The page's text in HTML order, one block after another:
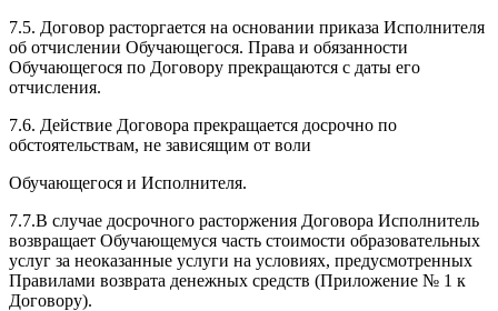
7.5. Договор расторгается на основании приказа Исполнителя
об отчислении Обучающегося. Права и обязанности
Обучающегося по Договору прекращаются с даты его
отчисления.
7.6. Действие Договора прекращается досрочно по
обстоятельствам, не зависящим от воли
Обучающегося и Исполнителя.
7.7.В случае досрочного расторжения Договора Исполнитель
возвращает Обучающемуся часть стоимости образовательных
услуг за неоказанные услуги на условиях, предусмотренных
Правилами возврата денежных средств (Приложение № 1 к
Договору).